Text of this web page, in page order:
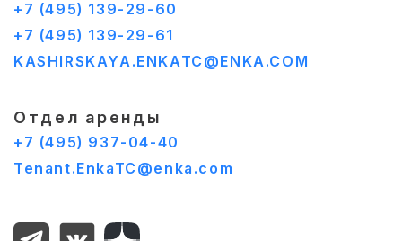
+7 (495) 139-29-60
+7 (495) 139-29-61
KASHIRSKAYA.ENKATC@ENKA.COM
Отдел аренды
+7 (495) 937-04-40
Tenant.EnkaTC@enka.com